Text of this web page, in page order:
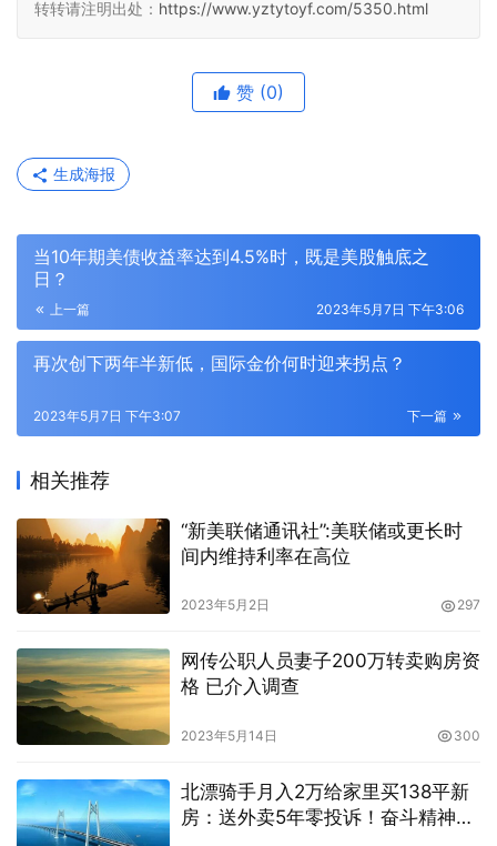
转转请注明出处： https://www.yztytoyf.com/5350.html
赞 (0)
生成海报
当10年期美债收益率达到4.5%时，既是美股触底之
日？
上一篇 2023年5月7日 下午3:06
再次创下两年半新低，国际金价何时迎来拐点？
下一篇
2023年5月7日 下午3:07
相关推荐
“新美联储通讯社”:美联储或更长时
间内维持利率在高位
2023年5月2日 297
网传公职人员妻子200万转卖购房资
格 已介入调查
2023年5月14日 300
北漂骑手月入2万给家里买138平新
房：送外卖5年零投诉！奋斗精神感